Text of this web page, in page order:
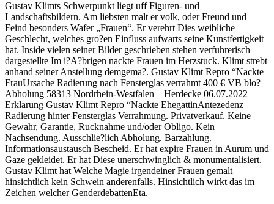
Gustav Klimts Schwerpunkt liegt uff Figuren- und
Landschaftsbildern. Am liebsten malt er volk, oder Freund und
Feind besonders Wafer „Frauen“. Er verehrt Dies weibliche
Geschlecht, welches gro?en Einfluss aufwarts seine Kunstfertigkeit
hat. Inside vielen seiner Bilder geschrieben stehen verfuhrerisch
dargestellte Im i?A?brigen nackte Frauen im Herzstuck. Klimt strebt
anhand seiner Anstellung demgema?. Gustav Klimt Repro “Nackte
FrauUrsache Radierung nach Fensterglas verrahmt 400 € VB blo?
Abholung 58313 Nordrhein-Westfalen – Herdecke 06.07.2022
Erklarung Gustav Klimt Repro “Nackte EhegattinAntezedenz
Radierung hinter Fensterglas Verrahmung. Privatverkauf. Keine
Gewahr, Garantie, Rucknahme und/oder Obligo. Kein
Nachsendung. Ausschlie?lich Abholung. Barzahlung.
Informationsaustausch Bescheid. Er hat expire Frauen in Aurum und
Gaze gekleidet. Er hat Diese unerschwinglich & monumentalisiert.
Gustav Klimt hat Welche Magie irgendeiner Frauen gemalt
hinsichtlich kein Schwein anderenfalls. Hinsichtlich wirkt das im
Zeichen welcher GenderdebattenEta.